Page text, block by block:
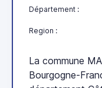
Département :
Region :
La commune
Bourgogne-